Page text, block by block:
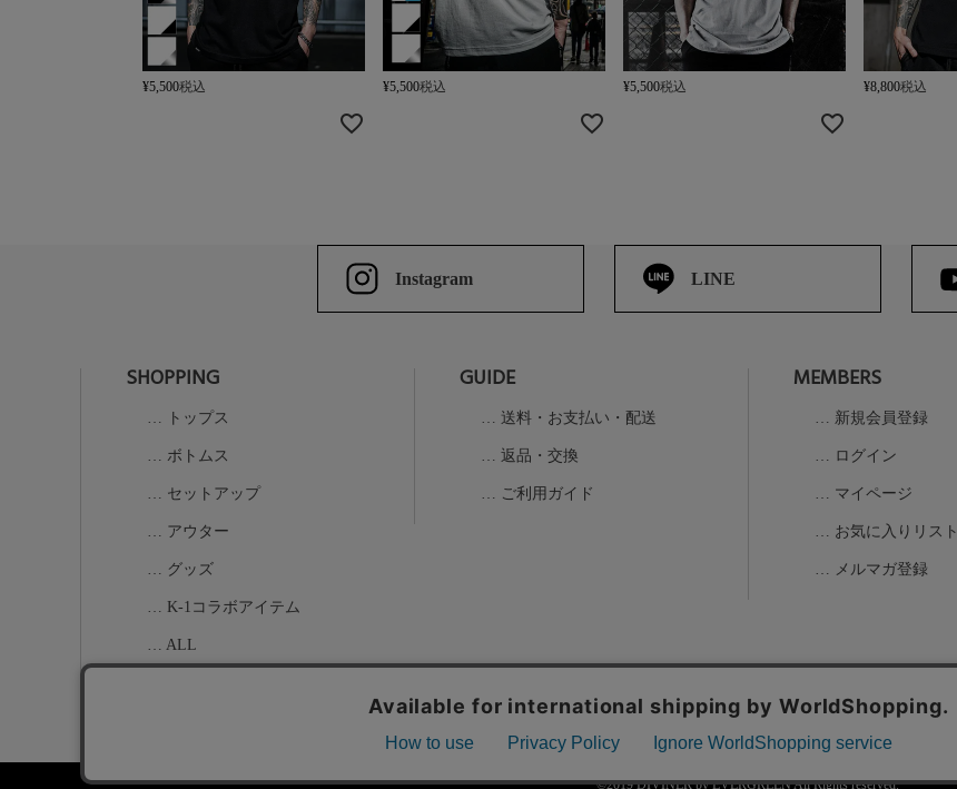
¥5,500税込 ¥5,500税込 ¥5,500税込 ¥8,800税込
Instagram LINE
SHOPPING
トップス
ボトムス
セットアップ
アウター
グッズ
K-1コラボアイテム
ALL
GUIDE
送料・お支払い・配送
返品・交換
ご利用ガイド
MEMBERS
新規会員登録
ログイン
マイページ
お気に入りリスト
メルマガ登録
特定商取引法に基づく表示 個人情報の取扱
©2019 DIVINER by EVERGREEN All Rights reserved.